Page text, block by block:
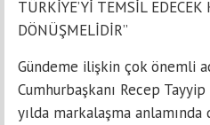
TÜRKİYE’Yİ TEMSİL EDECEK
DÖNÜŞMELİDİR”
Gündeme ilişkin çok önemli
Cumhurbaşkanı Recep
yılda markalaşma